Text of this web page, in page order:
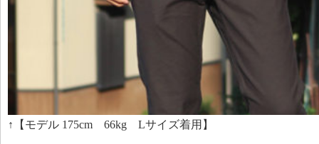
↑【モデル 175cm 66kg Lサイズ着用】